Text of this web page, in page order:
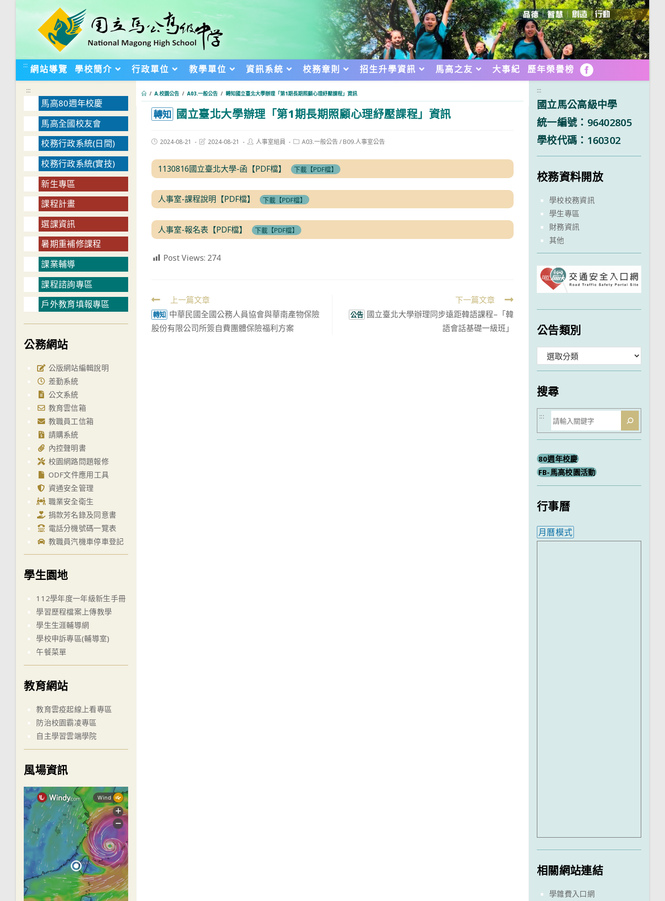
::: 網站導覽 學校簡介 行政單位 教學單位 資訊系統 校務章則 招生升學資訊 馬高之友 大事紀 歷年榮譽榜 FB
/ A.校園公告 / A03.一般公告 / 轉知國立臺北大學辦理「第1期長期照顧心理紓壓課程」資訊
轉知 國立臺北大學辦理「第1期長期照顧心理紓壓課程」資訊
Post2024-08-21
Post2024-08-21
Post人事室組員
PostA03.一般公告/ B09.人事室公告
1130816國立臺北大學-函【PDF檔】 下載【PDF檔】
人事室-課程說明【PDF檔】 下載【PDF檔】
人事室-報名表【PDF檔】 下載【PDF檔】
Post Views: 274
Read
more
articles
上一篇文章
轉知 中華民國全國公務人員協會與華南產物保險
股份有限公司所簽自費團體保險福利方案
下一篇文章
公告 國立臺北大學辦理同步遠距韓語課程–「韓
語會話基礎一級班」
:::
馬高80週年校慶
馬高全國校友會
校務行政系統(日間)
校務行政系統(實技)
新生專區
課程計畫
選課資訊
暑期重補修課程
課業輔導
課程諮詢專區
戶外教育填報專區
公務網站
公版網站編輯說明
差勤系統
公文系統
教育雲信箱
教職員工信箱
請購系統
內控聲明書
校園網路問題報修
ODF文件應用工具
資通安全管理
職業安全衛生
捐款芳名錄及同意書
電話分機號碼一覽表
教職員汽機車停車登記
學生園地
112學年度一年級新生手冊
學習歷程檔案上傳教學
學生生涯輔導網
學校申訴專區(輔導室)
午餐菜單
教育網站
教育雲疫起線上看專區
防治校園霸凌專區
自主學習雲端學院
風場資訊
:::
國立馬公高級中學
統一編號：96402805
學校代碼：160302
校務資料開放
學校校務資訊
學生專區
財務資訊
其他
公告類別
類
搜尋
搜
尋
:::
80週年校慶
FB-馬高校園活動
行事曆
月曆模式
相關網站連結
學雜費入口網